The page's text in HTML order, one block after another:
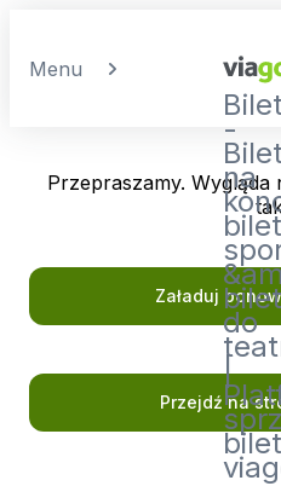
Menu
-
na
do
|
Przepraszamy. Wygląda
Załaduj
Przejdź na